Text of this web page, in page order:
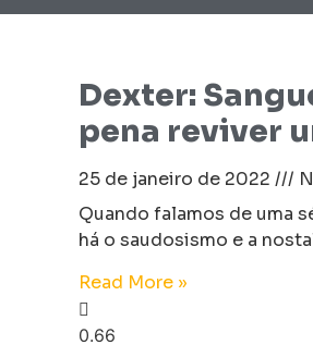
Dexter:
pena reviver
25 de janeiro de 2022
Quando falamos de uma
há o saudosismo e a
Read More »